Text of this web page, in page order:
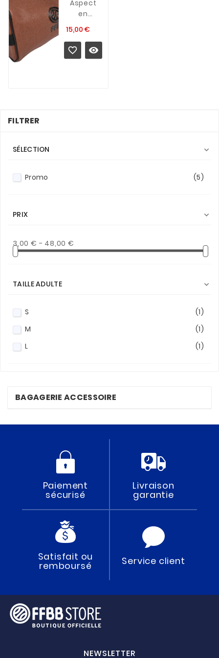
Aspect
en
texture
peau de
ballon.
15,00 €
 
FILTRER
SÉLECTION 
Promo (5)
PRIX 
3,00 € - 48,00 €
TAILLE ADULTE 
S
(1)
M
(1)
L
(1)
BAGAGERIE ACCESSOIRE
Paiement
sécurisé
Livraison
garantie
Satisfait ou
remboursé Service client
NEWSLETTER